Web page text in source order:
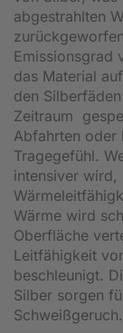
abgestrahlten
Emissionsgrad
das Material
den
Zeitraum
Abfahrten oder
Tragegefühl.
intensiver wird,
Wärme wird
Oberfläche
Leitfähigkeit
beschleunigt.
Silber sorgen
Schweißgeruch.